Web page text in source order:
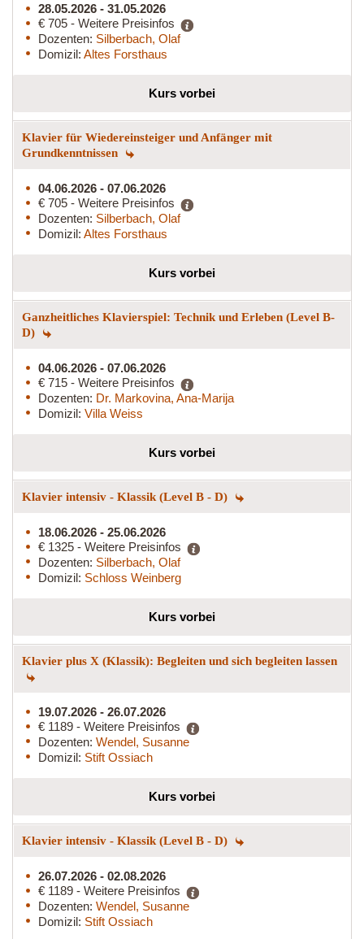
28.05.2026 - 31.05.2026
€ 705 - Weitere Preisinfos
Dozenten: Silberbach, Olaf
Domizil: Altes Forsthaus
Kurs vorbei
Klavier für Wiedereinsteiger und Anfänger mit
Grundkenntnissen
04.06.2026 - 07.06.2026
€ 705 - Weitere Preisinfos
Dozenten: Silberbach, Olaf
Domizil: Altes Forsthaus
Kurs vorbei
Ganzheitliches Klavierspiel: Technik und Erleben (Level B-
D)
04.06.2026 - 07.06.2026
€ 715 - Weitere Preisinfos
Dozenten: Dr. Markovina, Ana-Marija
Domizil: Villa Weiss
Kurs vorbei
Klavier intensiv - Klassik (Level B - D)
18.06.2026 - 25.06.2026
€ 1325 - Weitere Preisinfos
Dozenten: Silberbach, Olaf
Domizil: Schloss Weinberg
Kurs vorbei
Klavier plus X (Klassik): Begleiten und sich begleiten lassen
19.07.2026 - 26.07.2026
€ 1189 - Weitere Preisinfos
Dozenten: Wendel, Susanne
Domizil: Stift Ossiach
Kurs vorbei
Klavier intensiv - Klassik (Level B - D)
26.07.2026 - 02.08.2026
€ 1189 - Weitere Preisinfos
Dozenten: Wendel, Susanne
Domizil: Stift Ossiach